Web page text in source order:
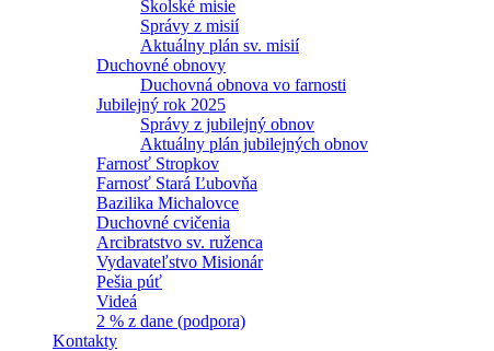
Školské misie
Správy z misií
Aktuálny plán sv. misií
Duchovné obnovy
Duchovná obnova vo farnosti
Jubilejný rok 2025
Správy z jubilejný obnov
Aktuálny plán jubilejných obnov
Farnosť Stropkov
Farnosť Stará Ľubovňa
Bazilika Michalovce
Duchovné cvičenia
Arcibratstvo sv. ruženca
Vydavateľstvo Misionár
Pešia púť
Videá
2 % z dane (podpora)
Kontakty